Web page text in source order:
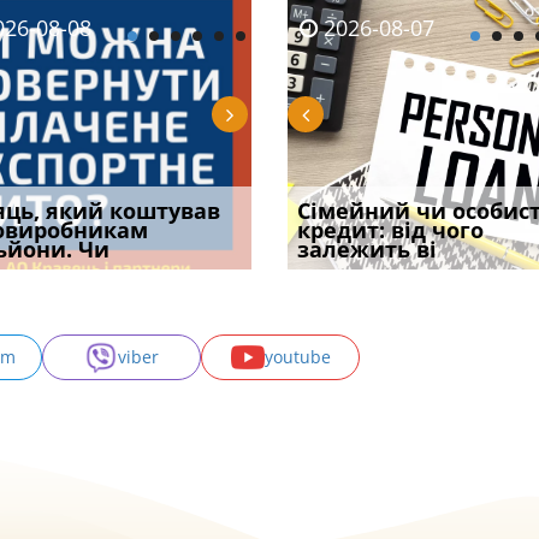
06
встановив для
шкоди
2026-08-06
Документи, на яких не
проставляється
апостиль: пер
08-08
який коштував
Чи
2026-08-07
Огляд практики ВС від
Ростислава Кравця, що
опублі
2026-08-05
потрібна ФОП
у 2026 році:
засто
2026-08-07
Сімейний чи
кредит: від чого
залежить ві
2026-07-30
Восьмий ААС
підтвердив, що
може скас
viber youtube